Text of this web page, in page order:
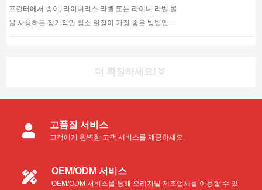
quality clean cot...
프린터에서 종이, 라이너리스 라벨 또는 라이너 라벨 롤
을 사용하든 정기적인 청소 일정이 가장 좋은 방법입니
다....
더 확장하세요!
고품질 서비스
고객에게 완벽한 고객 서비스를 제공하세요.
OEM/ODM 서비스
OEM/ODM 서비스를 통해 오리지널 제조업체를 이용할 수 있